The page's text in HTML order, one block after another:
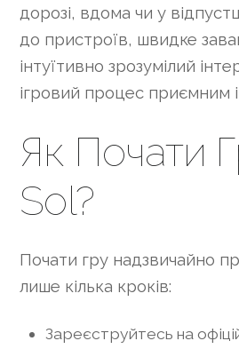
дорозі, вдома чи у
до пристроїв, швидке
інтуїтивно зрозумілий
ігровий процес приємним
Як Почати
Sol?
Почати гру надзвичайно
лише кілька кроків:
Зареєструйтесь на